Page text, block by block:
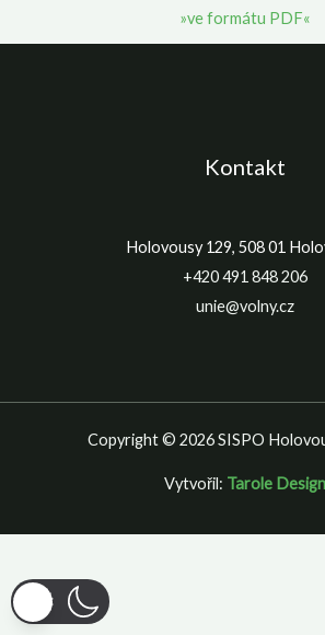
»ve formátu PDF«
Kontakt
Holovousy 129, 508 01
+420 491 848 206
unie@volny.cz
Copyright © 2026 SISPO
Vytvořil: Tarole Design